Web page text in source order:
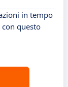
in tempo
questo